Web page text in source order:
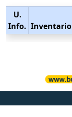
U.
Info. Inventario